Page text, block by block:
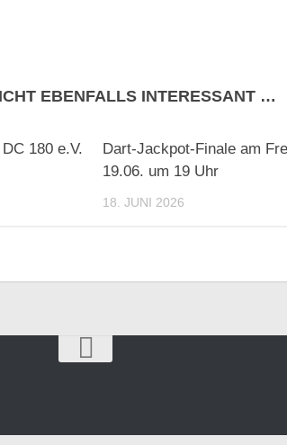
EBENFALLS INTERESSANT …
180 e.V.
Dart-Jackpot-Finale am
19.06. um 19 Uhr
18. JUNI 2026